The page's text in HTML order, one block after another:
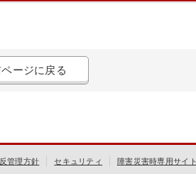
ージに戻る
管理方針 セキュリティ
障害災害時専用サイト